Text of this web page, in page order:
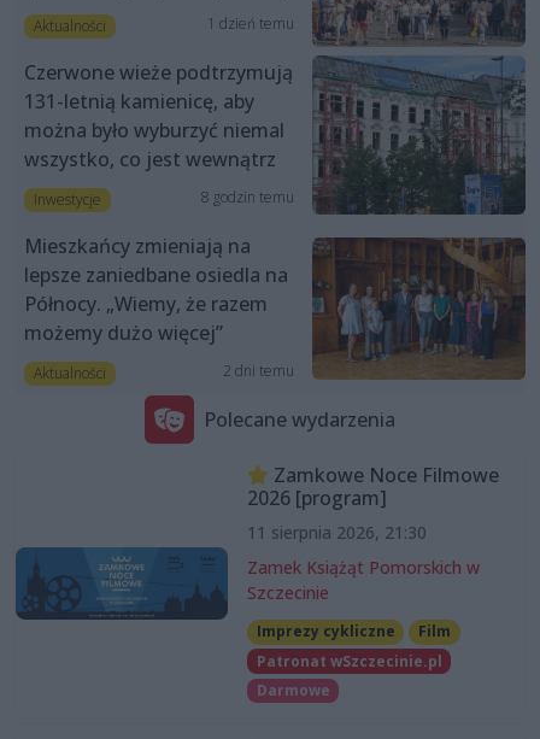
Aktualności 1 dzień temu
Czerwone wieże podtrzymują
131-letnią kamienicę, aby
można było wyburzyć niemal
wszystko, co jest wewnątrz
Inwestycje 8 godzin temu
Mieszkańcy zmieniają na
lepsze zaniedbane osiedla na
Północy. „Wiemy, że razem
możemy dużo więcej”
Aktualności 2 dni temu
Polecane wydarzenia
Zamkowe Noce Filmowe
2026 [program]
11 sierpnia 2026, 21:30
Zamek Książąt Pomorskich w
Szczecinie
Imprezy cykliczne
Film
Patronat wSzczecinie.pl
Darmowe